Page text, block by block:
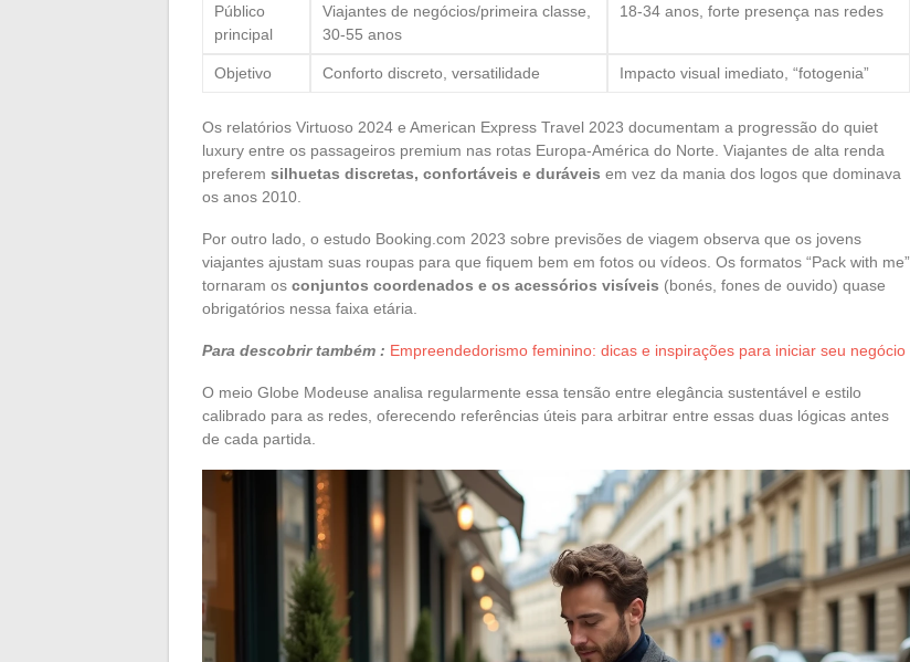
Público
principal
Viajantes de negócios/primeira classe,
30-55 anos
18-34 anos, forte presença nas redes
Objetivo Conforto discreto, versatilidade Impacto visual imediato, “fotogenia”
Os relatórios Virtuoso 2024 e American Express Travel 2023 documentam a progressão do quiet
luxury entre os passageiros premium nas rotas Europa-América do Norte. Viajantes de alta renda
preferem silhuetas discretas, confortáveis e duráveis em vez da mania dos logos que dominava
os anos 2010.
Por outro lado, o estudo Booking.com 2023 sobre previsões de viagem observa que os jovens
viajantes ajustam suas roupas para que fiquem bem em fotos ou vídeos. Os formatos “Pack with me”
tornaram os conjuntos coordenados e os acessórios visíveis (bonés, fones de ouvido) quase
obrigatórios nessa faixa etária.
Para descobrir também : Empreendedorismo feminino: dicas e inspirações para iniciar seu negócio
O meio Globe Modeuse analisa regularmente essa tensão entre elegância sustentável e estilo
calibrado para as redes, oferecendo referências úteis para arbitrar entre essas duas lógicas antes
de cada partida.